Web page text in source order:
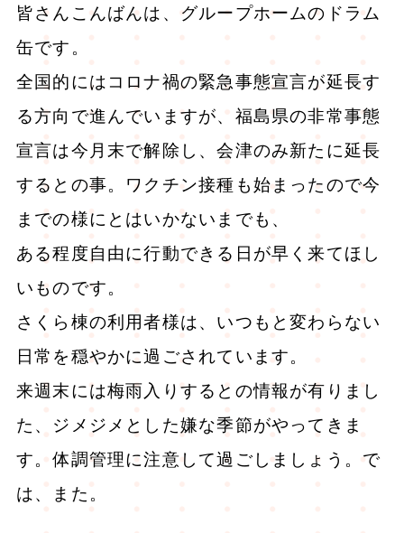
皆さんこんばんは、グループホームのドラム
缶です。
全国的にはコロナ禍の緊急事態宣言が延長す
る方向で進んでいますが、福島県の非常事態
宣言は今月末で解除し、会津のみ新たに延長
するとの事。ワクチン接種も始まったので今
までの様にとはいかないまでも、
ある程度自由に行動できる日が早く来てほし
いものです。
さくら棟の利用者様は、いつもと変わらない
日常を穏やかに過ごされています。
来週末には梅雨入りするとの情報が有りまし
た、ジメジメとした嫌な季節がやってきま
す。体調管理に注意して過ごしましょう。で
は、また。